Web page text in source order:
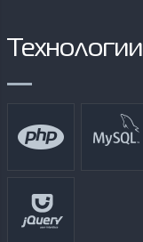
Технологии